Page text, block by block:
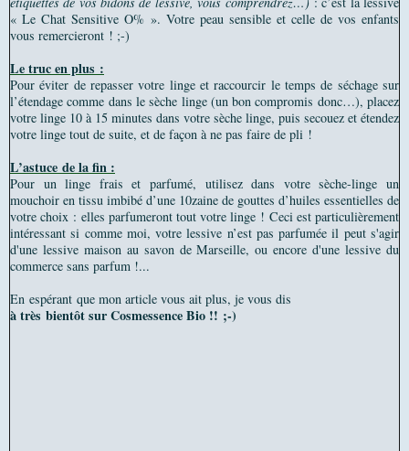
« Le Chat Sensitive O% ». Votre peau sensible et celle de vos enfants
vous remercieront ! ;-)
Le truc en plus :
Pour éviter de repasser votre linge et raccourcir le temps de séchage sur
l’étendage comme dans le sèche linge (un bon compromis donc…), placez
votre linge 10 à 15 minutes dans votre sèche linge, puis secouez et étendez
votre linge tout de suite, et de façon à ne pas faire de pli !
L’astuce de la fin :
Pour un linge frais et parfumé, utilisez dans votre sèche-linge un
mouchoir en tissu imbibé d’une 10zaine de gouttes d’huiles essentielles de
votre choix : elles parfumeront tout votre linge ! Ceci est particulièrement
intéressant si comme moi, votre lessive n’est pas parfumée il peut s'agir
d'une lessive maison au savon de Marseille, ou encore d'une lessive du
commerce sans parfum !...
En espérant que mon article vous ait plus, je vous dis
à très bientôt sur Cosmessence Bio !! ;-)